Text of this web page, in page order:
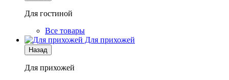
Для гостиной
Все товары
Для прихожей
Назад
Для прихожей